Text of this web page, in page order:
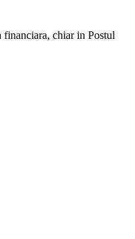
financiara, chiar in Postul